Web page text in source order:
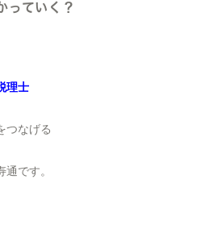
っていく？
理士
つなげる
通です。